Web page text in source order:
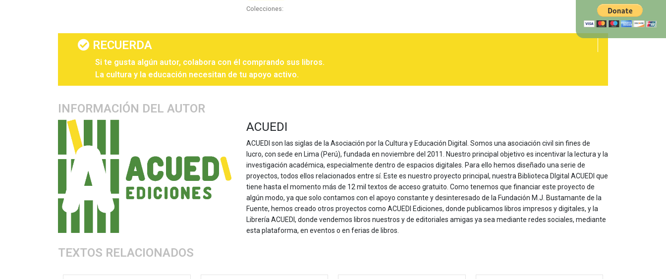
Colecciones:
RECUERDA
Si te gusta algún autor, colabora con él comprando sus libros.
La cultura y la educación necesitan de tu apoyo activo.
INFORMACIÓN DEL AUTOR
ACUEDI
ACUEDI son las siglas de la Asociación por la Cultura y Educación Digital. Somos una asociación civil sin fines de
lucro, con sede en Lima (Perú), fundada en noviembre del 2011. Nuestro principal objetivo es incentivar la lectura y la
investigación académica, especialmente dentro de espacios digitales. Para ello hemos diseñado una serie de
proyectos, todos ellos relacionados entre sí. Este es nuestro proyecto principal, nuestra Biblioteca DIgital ACUEDI que
tiene hasta el momento más de 12 mil textos de acceso gratuito. Como tenemos que financiar este proyecto de
algún modo, ya que solo contamos con el apoyo constante y desinteresado de la Fundación M.J. Bustamante de la
Fuente, hemos creado otros proyectos como ACUEDI Ediciones, donde publicamos libros impresos y digitales, y la
Librería ACUEDI, donde vendemos libros nuestros y de editoriales amigas ya sea mediante redes sociales, mediante
esta plataforma, en eventos o en ferias de libros.
TEXTOS RELACIONADOS